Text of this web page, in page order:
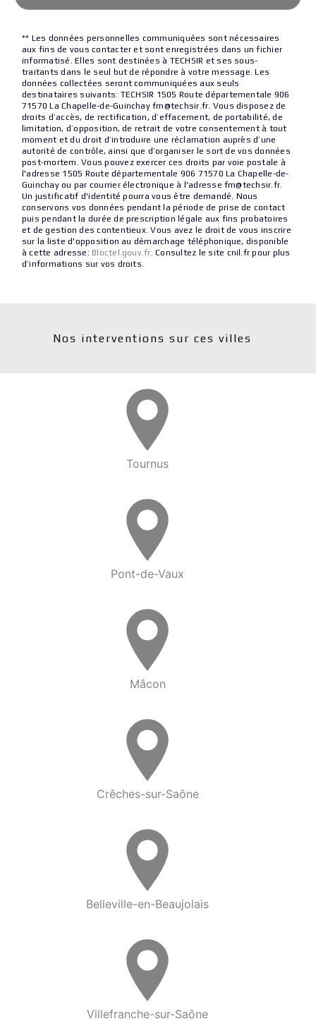
** Les données personnelles communiquées sont nécessaires
aux fins de vous contacter et sont enregistrées dans un fichier
informatisé. Elles sont destinées à TECHSIR et ses sous-
traitants dans le seul but de répondre à votre message. Les
données collectées seront communiquées aux seuls
destinataires suivants: TECHSIR 1505 Route départementale 906
71570 La Chapelle-de-Guinchay fm@techsir.fr. Vous disposez de
droits d’accès, de rectification, d’effacement, de portabilité, de
limitation, d’opposition, de retrait de votre consentement à tout
moment et du droit d’introduire une réclamation auprès d’une
autorité de contrôle, ainsi que d’organiser le sort de vos données
post-mortem. Vous pouvez exercer ces droits par voie postale à
l'adresse 1505 Route départementale 906 71570 La Chapelle-de-
Guinchay ou par courrier électronique à l'adresse fm@techsir.fr.
Un justificatif d'identité pourra vous être demandé. Nous
conservons vos données pendant la période de prise de contact
puis pendant la durée de prescription légale aux fins probatoires
et de gestion des contentieux. Vous avez le droit de vous inscrire
sur la liste d'opposition au démarchage téléphonique, disponible
à cette adresse: Bloctel.gouv.fr. Consultez le site cnil.fr pour plus
d’informations sur vos droits.
Nos interventions sur ces villes
Tournus
Pont-de-Vaux
Mâcon
Crêches-sur-Saône
Belleville-en-Beaujolais
Villefranche-sur-Saône